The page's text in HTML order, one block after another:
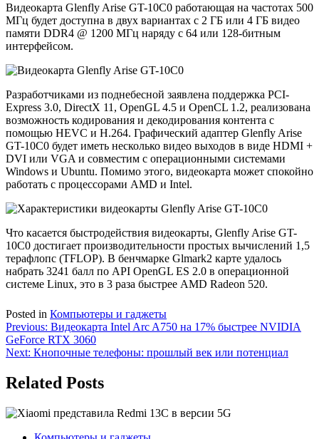
Видеокарта Glenfly Arise GT-10C0 работающая на частотах 500
МГц будет доступна в двух вариантах с 2 ГБ или 4 ГБ видео
памяти DDR4 @ 1200 МГц наряду с 64 или 128-битным
интерфейсом.
Разработчиками из поднебесной заявлена поддержка PCI-
Express 3.0, DirectX 11, OpenGL 4.5 и OpenCL 1.2, реализована
возможность кодирования и декодирования контента с
помощью HEVC и H.264. Графический адаптер Glenfly Arise
GT-10C0 будет иметь несколько видео выходов в виде HDMI +
DVI или VGA и совместим с операционными системами
Windows и Ubuntu. Помимо этого, видеокарта может спокойно
работать с процессорами AMD и Intel.
Что касается быстродействия видеокарты, Glenfly Arise GT-
10C0 достигает производительности простых вычислений 1,5
терафлопс (TFLOP). В бенчмарке Glmark2 карте удалось
набрать 3241 балл по API OpenGL ES 2.0 в операционной
системе Linux, это в 3 раза быстрее AMD Radeon 520.
Posted in Компьютеры и гаджеты
Навигация
по
Previous: Видеокарта Intel Arc A750 на 17% быстрее NVIDIA
GeForce RTX 3060
Next: Кнопочные телефоны: прошлый век или потенциал
Related Posts